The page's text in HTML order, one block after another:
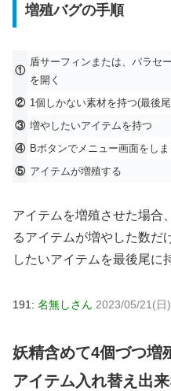
増殖バグの手順
①
盾サーフィンまたは、パラセ
を開く
② 1個しかない素材を持つ(最後
③ 増やしたいアイテムを持つ
④ Bボタンでメニュー画面をしま
⑤ アイテムが増殖する
アイテムを増殖させた場合
るアイテムが増やした数だ
したいアイテムを最後尾に
191: 名無しさん 2023/05/21(日
妖精含めて4個づつ増
アイテム入れ替え出